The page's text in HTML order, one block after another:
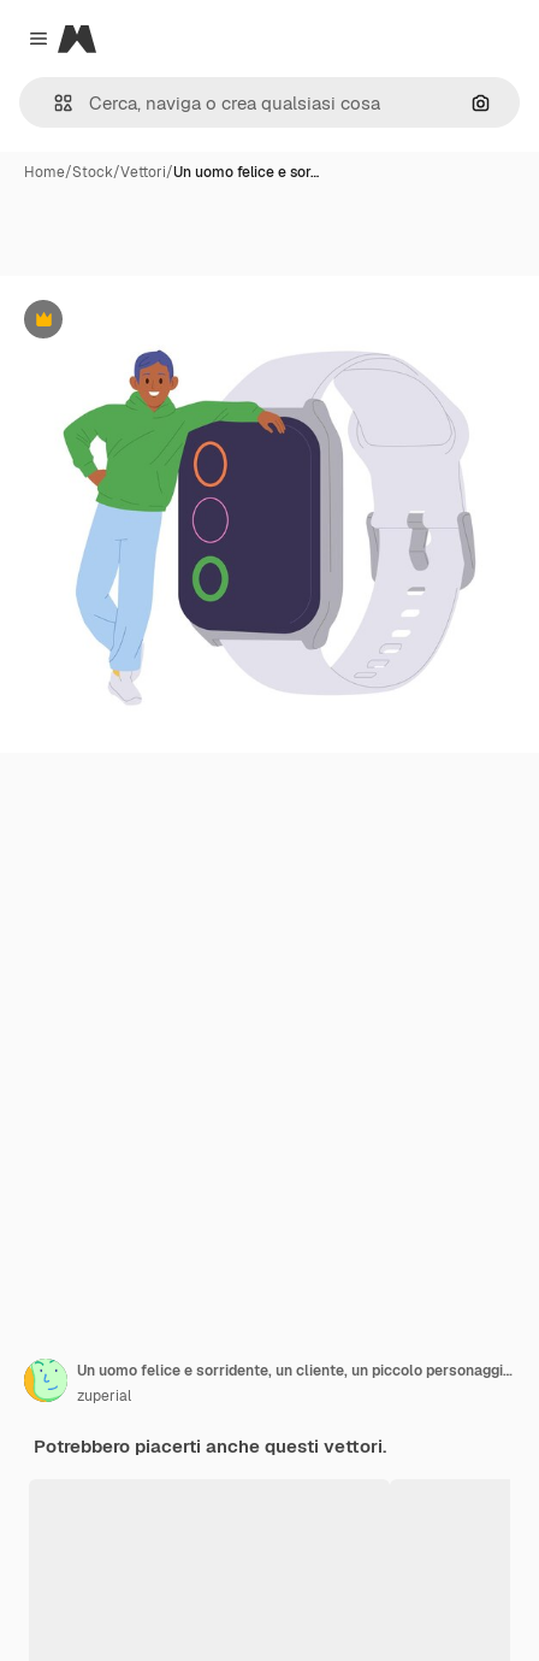
Close menu
Magnific
Cerca
Home/Stock/Vettori/Un uomo felice e sor…
Premium
Un uomo felice e sorridente, un cliente, un piccolo personaggio dei cartoni animati con un enorme smartwatch isolato su uno sfondo bianco.
zuperial
Potrebbero piacerti anche questi vettori.